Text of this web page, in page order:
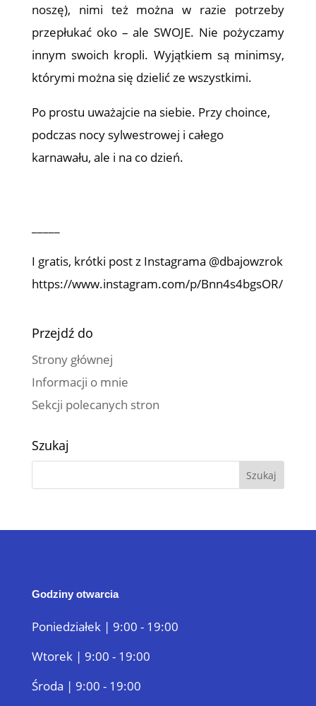
noszę), nimi też można w razie potrzeby
przepłukać oko – ale SWOJE. Nie pożyczamy
innym swoich kropli. Wyjątkiem są minimsy,
którymi można się dzielić ze wszystkimi.
Po prostu uważajcie na siebie. Przy choince,
podczas nocy sylwestrowej i całego
karnawału, ale i na co dzień.
I gratis, krótki post z Instagrama @dbajowzrok
https://www.instagram.com/p/Bnn4s4bgsOR/
Przejdź do
Strony głównej
Informacji o mnie
Sekcji polecanych stron
Szukaj
Godziny otwarcia
Poniedziałek | 9:00 - 19:00
Wtorek | 9:00 - 19:00
Środa | 9:00 - 19:00